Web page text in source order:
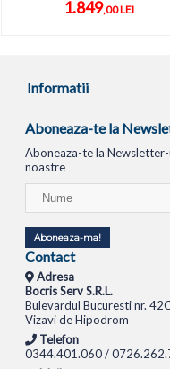
1.849,00 LEI
Informatii
Aboneaza-te la
Aboneaza-te la
noastre
Aboneaza-ma!
Contact
Adresa
Bocris Serv S.R.L.
Bulevardul Bucuresti nr.
Vizavi de Hipodrom
Telefon
0344.401.060 /